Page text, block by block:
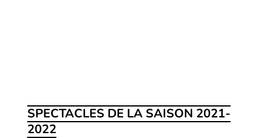
SPECTACLES DE LA SAISON 2021-
2022